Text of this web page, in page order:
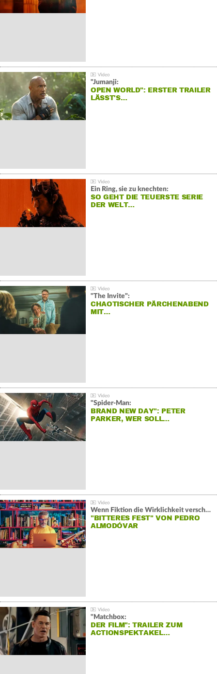
"Jumanji:
OPEN WORLD": ERSTER TRAILER
LÄSST'S…
Ein Ring, sie zu knechten:
SO GEHT DIE TEUERSTE SERIE
DER WELT…
"The Invite":
CHAOTISCHER PÄRCHENABEND
MIT…
"Spider-Man:
BRAND NEW DAY": PETER
PARKER, WER SOLL…
Wenn Fiktion die Wirklichkeit verschiebt:
"BITTERES FEST" VON PEDRO
ALMODÓVAR
"Matchbox:
DER FILM": TRAILER ZUM
ACTIONSPEKTAKEL…